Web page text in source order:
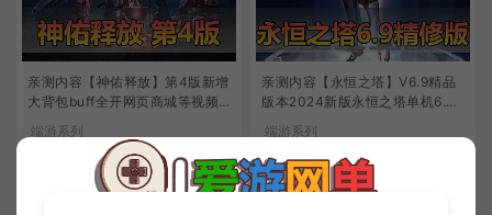
亲测内容【神佑释放】第4版新增
大背包buff全开网页商城等视频
教学虚拟机一键端
端游系列
爱游网单 0
亲测内容【永恒之塔】V6.9精品
版本2024新版永恒之塔单机6.9
单人副本任务完善4K画质多地图
视频启动教学
端游系列
爱游网单